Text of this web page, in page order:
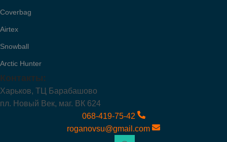
Coverbag
Airtex
Snowball
Arctic Hunter
Контакты:
Харьков, ТЦ Барабашово
пл. Новый Век, маг. ВК 624
068-419-75-42
roganovsu@gmail.com